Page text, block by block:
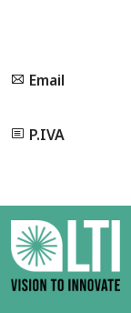
Email
P.IVA